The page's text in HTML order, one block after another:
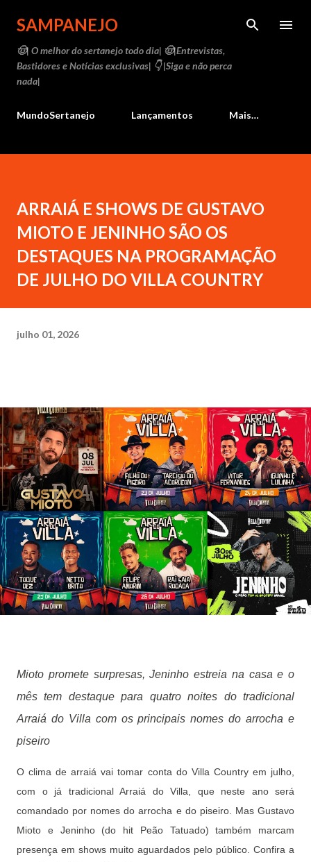
Pular para o conteúdo principal
SAMPANEJO
🤠| O melhor do sertanejo todo dia| 🤠|Entrevistas,
Bastidores e Notícias exclusivas| 👇 |Siga e não perca
nada|
MundoSertanejo Lançamentos Mais…
ARRAIÁ E SHOWS DE GUSTAVO
MIOTO E JENINHO SÃO OS
DESTAQUES NA PROGRAMAÇÃO
DE JULHO DO VILLA COUNTRY
julho 01, 2026
Mioto promete surpresas, Jeninho estreia na casa e o
mês tem destaque para quatro noites do tradicional
Arraiá do Villa com os principais nomes do arrocha e
piseiro
O clima de arraiá vai tomar conta do Villa Country em julho,
com o já tradicional Arraiá do Villa, que neste ano será
comandado por nomes do arrocha e do piseiro. Mas Gustavo
Mioto e Jeninho (do hit Peão Tatuado) também marcam
presença em shows muito aguardados pelo público. Confira a